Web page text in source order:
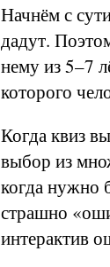
Начнём с
дадут.
нему из 5–7
которого
Когда квиз
выбор из
когда нужно
страшно
интерактив